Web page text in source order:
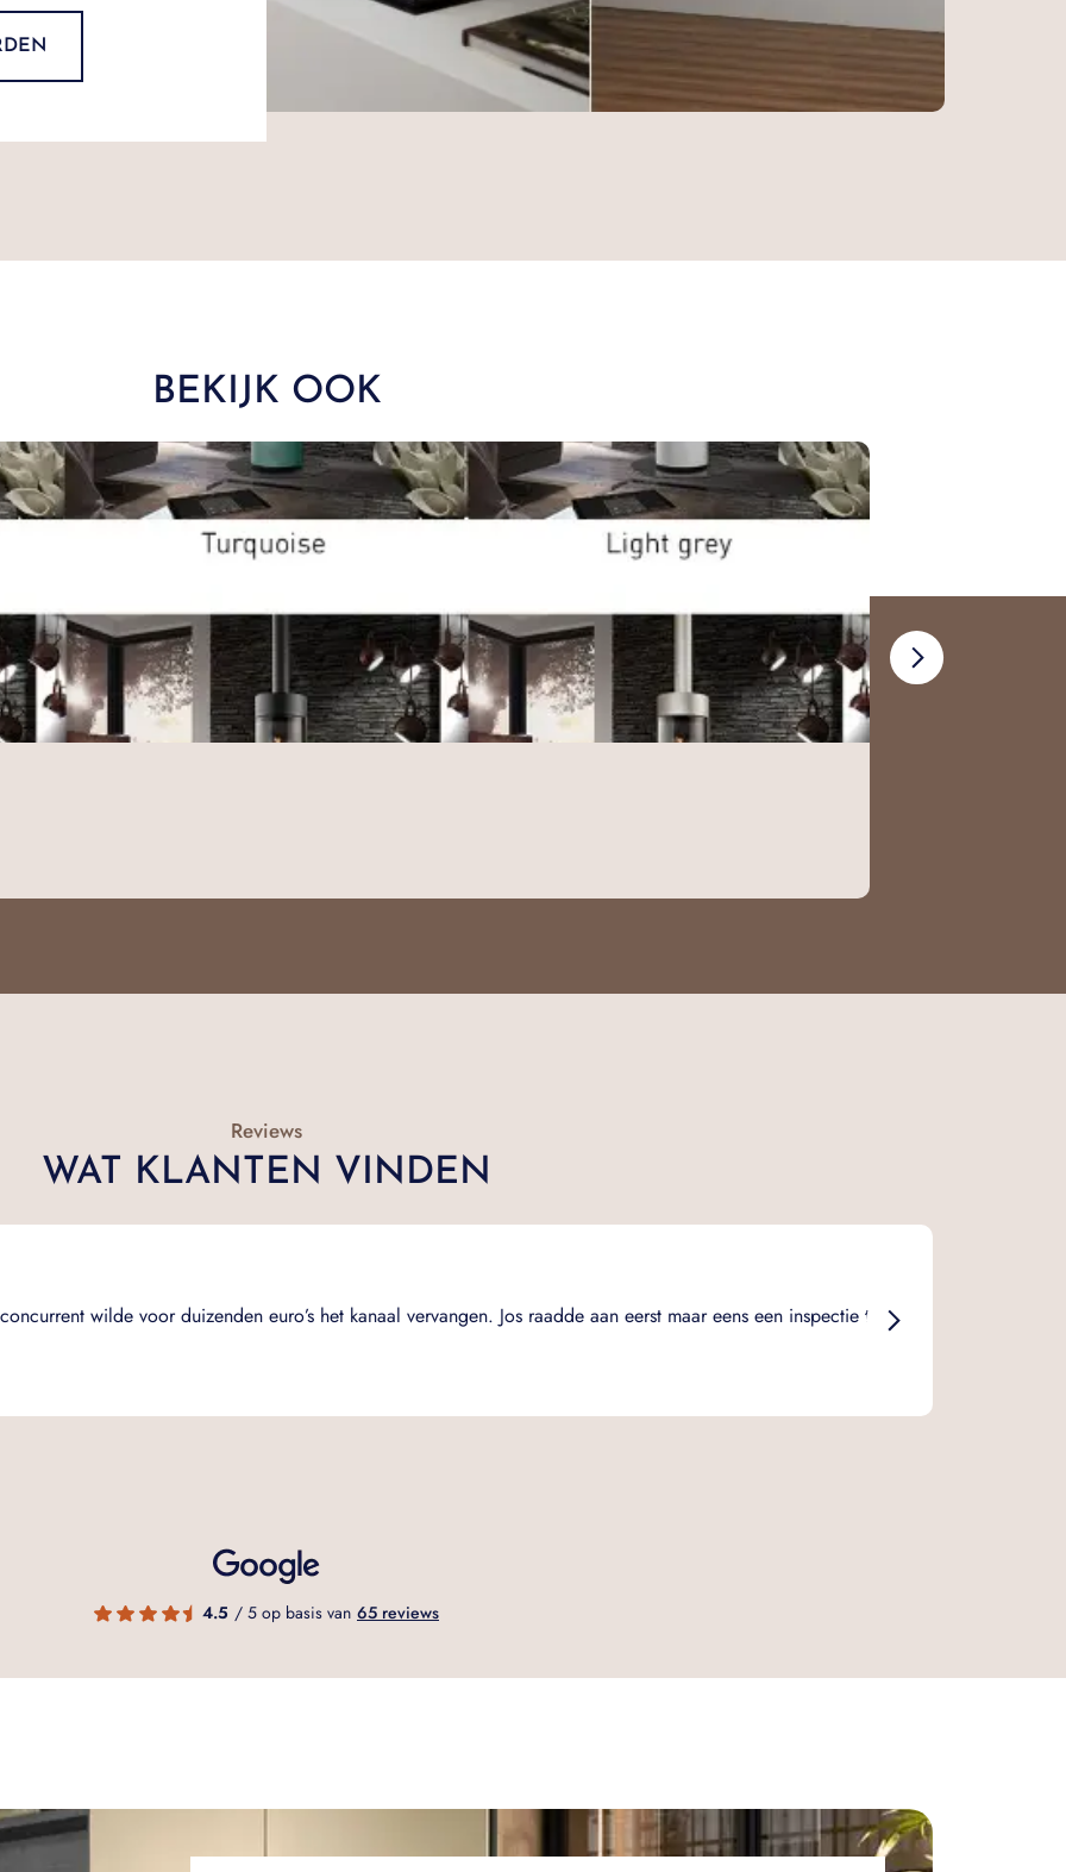
BEKIJK OOK
Reviews
WAT KLANTEN VINDEN
wilde voor duizenden euro’s het kanaal vervangen. Jos raadde aan eerst maar eens een inspectie te
4.5 / 5 op basis van 65 reviews